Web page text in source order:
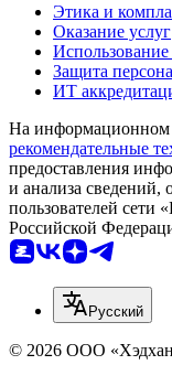
Этика и
Оказание услуг
Использование
Защита
ИТ
На информационном
рекомендательные
предоставления
и анализа сведений,
пользователей сети
Российской
Русский
© 2026 ООО